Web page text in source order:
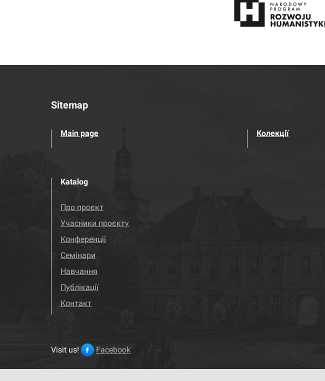
Sitemap
Main page Колекції
Katalog
Про проєкт
Учасники проєкту
Конференції
Семінари
Навчання
Публікації
Контакт
Visit us! Facebook